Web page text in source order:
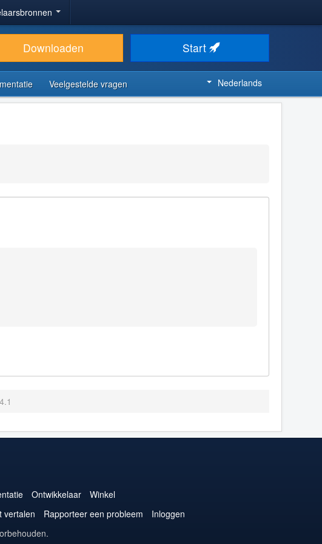
Downloaden Start
Veelgestelde vragen Nederlands
Ontwikkelaar
Winkel
vertalen Rapporteer een probleem
Inloggen